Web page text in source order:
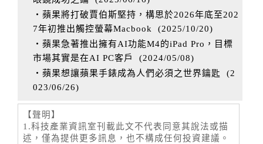
‧蘋果將打破賈伯斯堅持，構思於2026年底至202
7年初推出觸控螢幕Macbook (2025/10/20)
‧蘋果急著推出擁有AI功能M4的iPad Pro，目標
市場其實是在AI PC客戶
(2024/05/08)
‧蘋果想讓蘋果手錶成為人們必須之世界鑰匙
(2
023/06/26)
【聲明】
1.科技產業資訊室刊載此文不代表同意其說法或描
述，僅為提供更多訊息，也不構成任何投資建議。